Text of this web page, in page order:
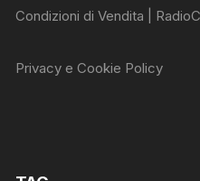
Condizioni di Vendita |
Privacy e Cookie Policy